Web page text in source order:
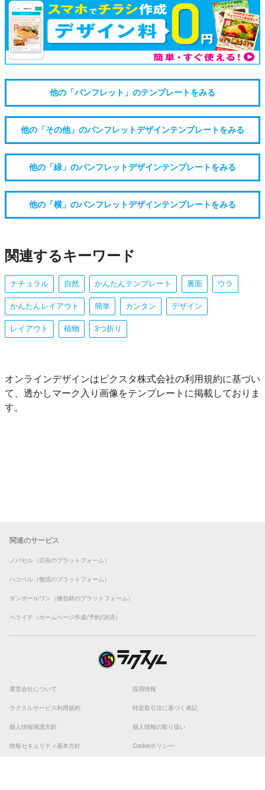
他の「パンフレット」のテンプレートをみる
他の「その他」のパンフレットデザインテンプレートをみる
他の「緑」のパンフレットデザインテンプレートをみる
他の「横」のパンフレットデザインテンプレートをみる
関連するキーワード
ナチュラル 自然 かんたんテンプレート 裏面 ウラ
かんたんレイアウト 簡単 カンタン デザイン
レイアウト 植物 3つ折り
オンラインデザインはピクスタ株式会社の利用規約に基づい
て、透かしマーク入り画像をテンプレートに掲載しておりま
す。
関連のサービス
ノバセル（広告のプラットフォーム）
ハコベル（物流のプラットフォーム）
ダンボールワン（梱包材のプラットフォーム）
ペライチ（ホームページ作成/予約/決済）
運営会社について 採用情報
ラクスルサービス利用規約 特定取引法に基づく表記
個人情報保護方針 個人情報の取り扱い
情報セキュリティ基本方針 Cookieポリシー